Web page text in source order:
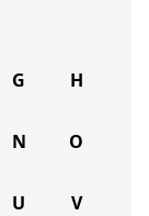
G H
N O
U V